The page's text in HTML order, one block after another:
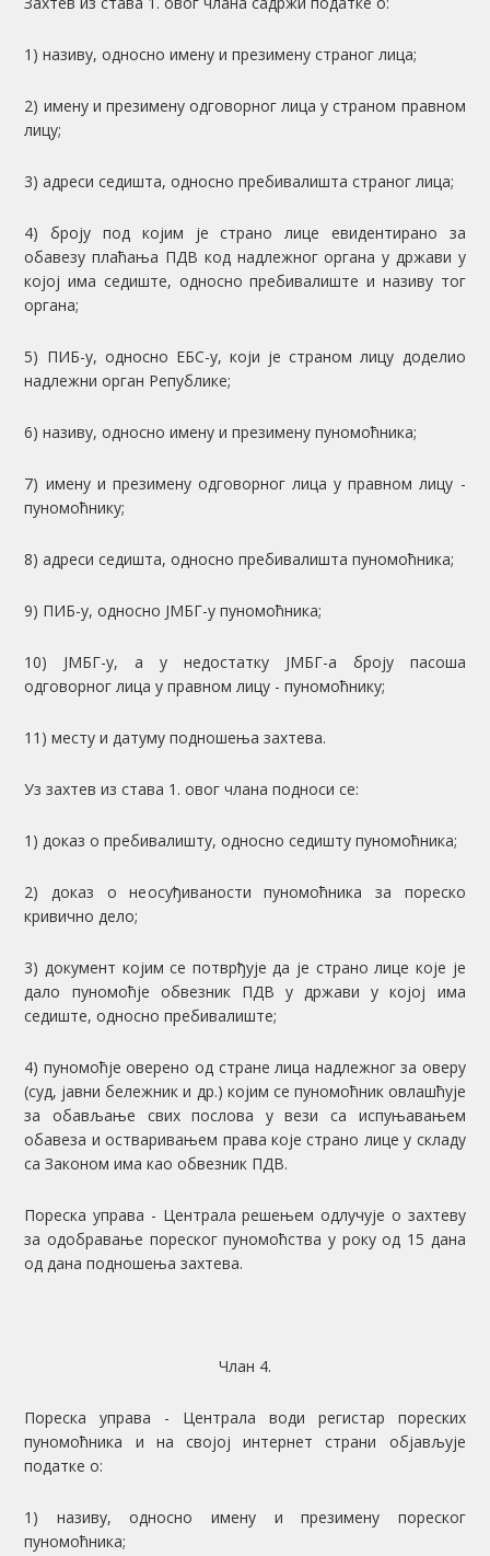
1) називу, односно имену и презимену страног лица;
2) имену и презимену одговорног лица у страном правном
лицу;
3) адреси седишта, односно пребивалишта страног лица;
4) броју под којим је страно лице евидентирано за
обавезу плаћања ПДВ код надлежног органа у држави у
којој има седиште, односно пребивалиште и називу тог
органа;
5) ПИБ-у, односно ЕБС-у, који је страном лицу доделио
надлежни орган Републике;
6) називу, односно имену и презимену пуномоћника;
7) имену и презимену одговорног лица у правном лицу -
пуномоћнику;
8) адреси седишта, односно пребивалишта пуномоћника;
9) ПИБ-у, односно ЈМБГ-у пуномоћника;
10) ЈМБГ-у, а у недостатку ЈМБГ-а броју пасоша
одговорног лица у правном лицу - пуномоћнику;
11) месту и датуму подношења захтева.
Уз захтев из става 1. овог члана подноси се:
1) доказ о пребивалишту, односно седишту пуномоћника;
2) доказ о неосуђиваности пуномоћника за пореско
кривично дело;
3) документ којим се потврђује да је страно лице које је
дало пуномоћје обвезник ПДВ у држави у којој има
седиште, односно пребивалиште;
4) пуномоћје оверено од стране лица надлежног за оверу
(суд, јавни бележник и др.) којим се пуномоћник овлашћује
за обављање свих послова у вези са испуњавањем
обавеза и остваривањем права које страно лице у складу
са Законом има као обвезник ПДВ.
Пореска управа - Централа решењем одлучује о захтеву
за одобравање пореског пуномоћства у року од 15 дана
од дана подношења захтева.
Члан 4.
Пореска управа - Централа води регистар пореских
пуномоћника и на својој интернет страни објављује
податке о:
1) називу, односно имену и презимену пореског
пуномоћника;